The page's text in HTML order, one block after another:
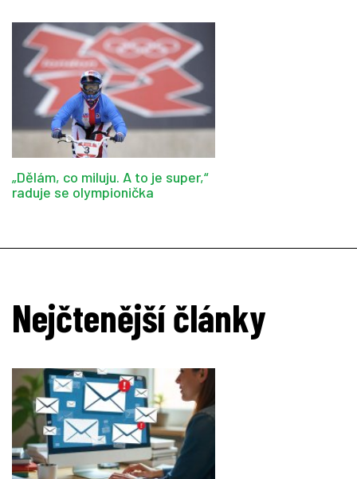
„Dělám, co miluju. A to je super,“
raduje se olympionička
Nejčtenější články